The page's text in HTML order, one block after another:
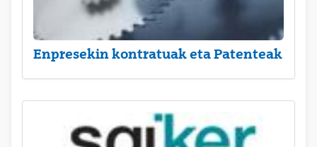
Enpresekin kontratuak eta Patenteak